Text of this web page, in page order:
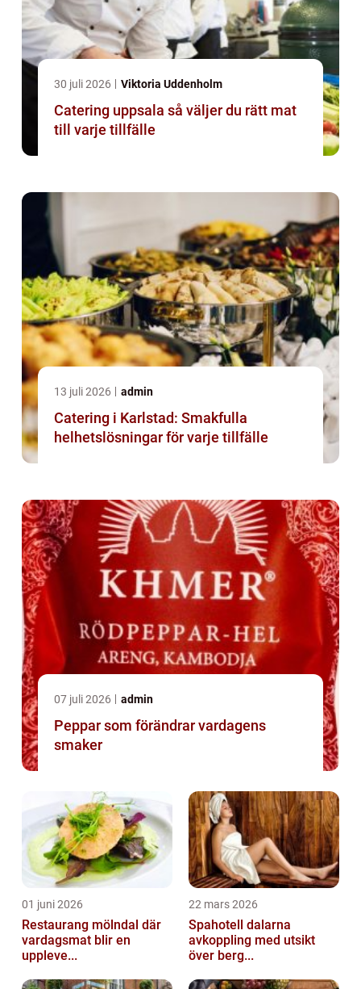
30 juli 2026 Viktoria Uddenholm
Catering uppsala så väljer du rätt mat
till varje tillfälle
13 juli 2026 admin
Catering i Karlstad: Smakfulla
helhetslösningar för varje tillfälle
07 juli 2026 admin
Peppar som förändrar vardagens
smaker
01 juni 2026
Restaurang mölndal där
vardagsmat blir en
uppleve...
22 mars 2026
Spahotell dalarna
avkoppling med utsikt
över berg...